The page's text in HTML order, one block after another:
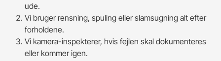
ude.
Vi bruger rensning, spuling eller slamsugning alt efter
forholdene.
Vi kamera-inspekterer, hvis fejlen skal dokumenteres
eller kommer igen.